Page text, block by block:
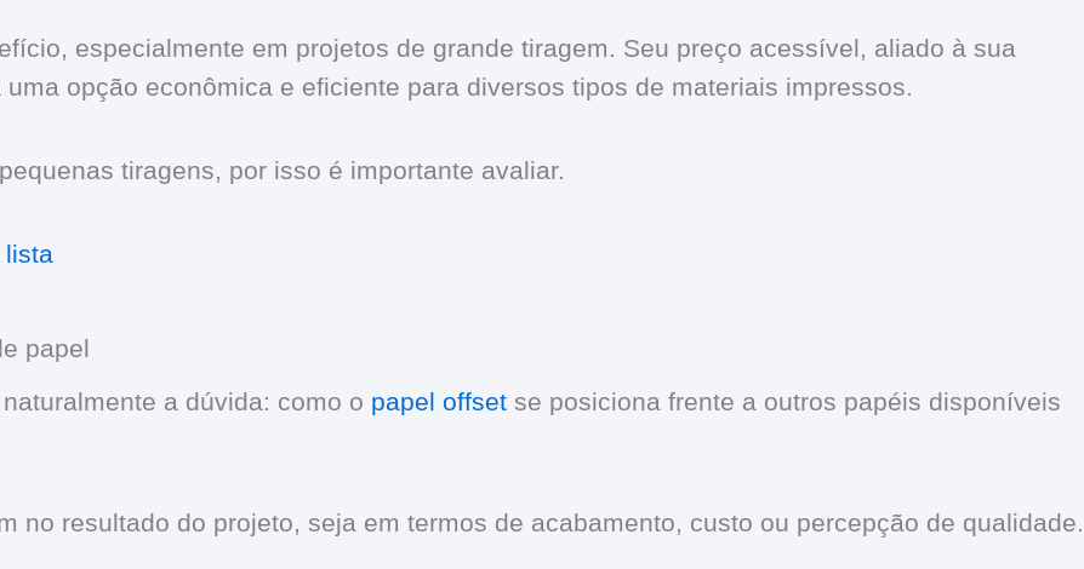
especialmente em projetos de grande tiragem. Seu preço acessível, aliado à sua
opção econômica e eficiente para diversos tipos de materiais impressos.
tiragens, por isso é importante avaliar.
lista
papel
a dúvida: como o papel offset se posiciona frente a outros papéis disponíveis
no resultado do projeto, seja em termos de acabamento, custo ou percepção de qualidade.